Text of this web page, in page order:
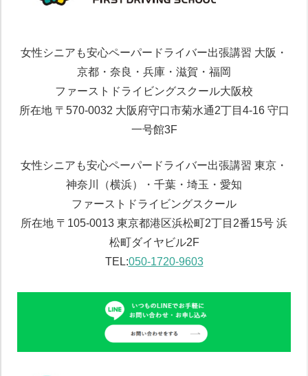
女性シニアも安心ペーパードライバー出張講習 大阪・
京都・奈良・兵庫・滋賀・福岡
ファーストドライビングスクール大阪校
所在地 〒570-0032 大阪府守口市菊水通2丁目4-16 守口
一号館3F
女性シニアも安心ペーパードライバー出張講習 東京・
神奈川（横浜）・千葉・埼玉・愛知
ファーストドライビングスクール
所在地 〒105-0013 東京都港区浜松町2丁目2番15号 浜
松町ダイヤビル2F
TEL:050-1720-9603